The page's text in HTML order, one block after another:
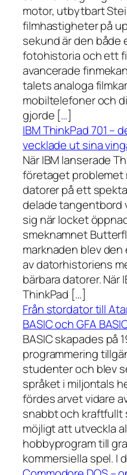
motor, utbytbart
filmhastigheter på
sekund är den
fotohistoria och ett
avancerade
talets analoga
mobiltelefoner och
gjorde […]
IBM ThinkPad 701 –
vecklade ut sina
När IBM lanserade
företaget problemet
datorer på ett
delade tangentbord
sig när locket
smeknamnet
marknaden blev
av datorhistoriens
bärbara datorer. När
ThinkPad […]
Från stordator till
BASIC och GFA
BASIC skapades på
programmering
studenter och blev
språket i miljontals
fördes arvet vidare
snabbt och kraftfullt
möjligt att utveckla
hobbyprogram till
kommersiella spel. I